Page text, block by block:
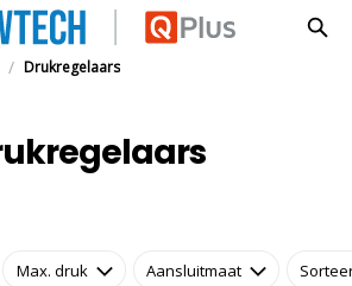
Drukregelaars
/ Drukregelaars
Max. druk Aansluitmaat